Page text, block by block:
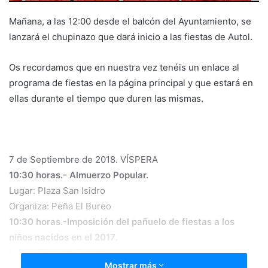
Mañana, a las 12:00 desde el balcón del Ayuntamiento, se
lanzará el chupinazo que dará inicio a las fiestas de Autol.
Os recordamos que en nuestra vez tenéis un enlace al
programa de fiestas en la página principal y que estará en
ellas durante el tiempo que duren las mismas.
7 de Septiembre de 2018. VÍSPERA
10:30 horas.- Almuerzo Popular.
Lugar: Plaza San Isidro
Organiza: Peña El Bureo
10:30 horas.-Imposición del pañuelo de fiestas a los
niños nacidos en el 2017
Lugar: Plaza de España.
Mostrar más